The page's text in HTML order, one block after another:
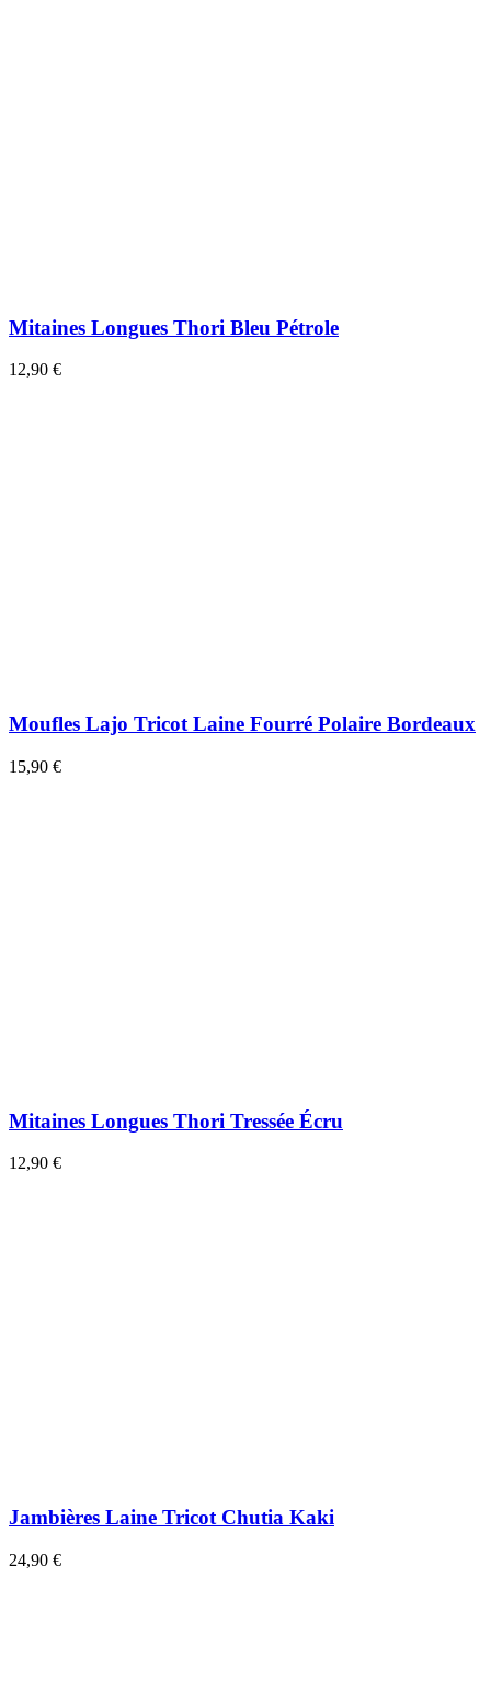
Mitaines Longues Thori Bleu Pétrole
12,90 €
Moufles Lajo Tricot Laine Fourré Polaire Bordeaux
15,90 €
Mitaines Longues Thori Tressée Écru
12,90 €
Jambières Laine Tricot Chutia Kaki
24,90 €